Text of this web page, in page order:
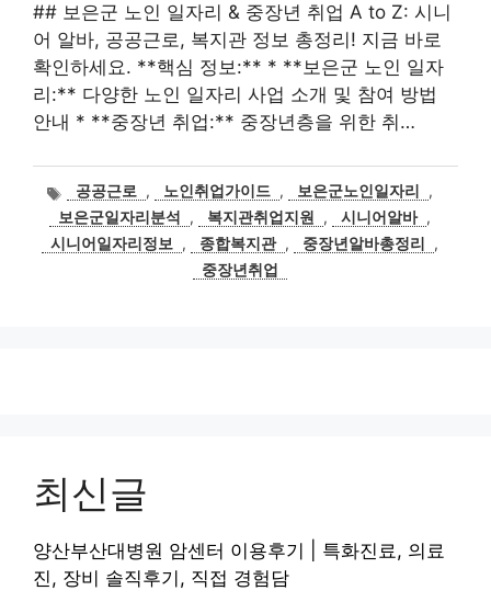
## 보은군 노인 일자리 & 중장년 취업 A to Z: 시니
어 알바, 공공근로, 복지관 정보 총정리! 지금 바로
확인하세요. **핵심 정보:** * **보은군 노인 일자
리:** 다양한 노인 일자리 사업 소개 및 참여 방법
안내 * **중장년 취업:** 중장년층을 위한 취…
태
그
공공근로 , 노인취업가이드 , 보은군노인일자리
,
보은군일자리분석
, 복지관취업지원 , 시니어알바 ,
시니어일자리정보
, 종합복지관 , 중장년알바총정리
,
중장년취업
최신글
양산부산대병원 암센터 이용후기 | 특화진료, 의료
진, 장비 솔직후기, 직접 경험담